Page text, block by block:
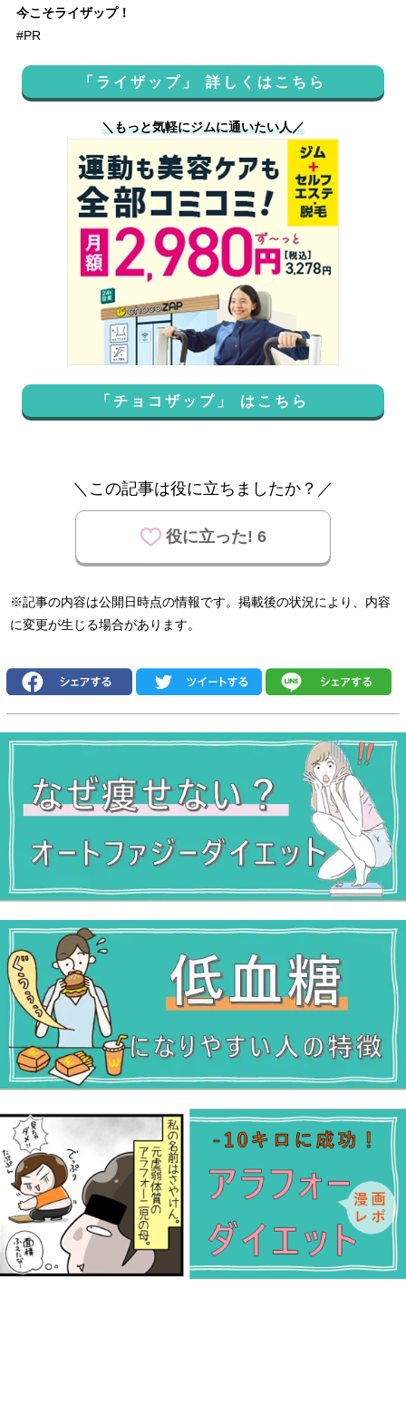
今こそライザップ！
#PR
「ライザップ」 詳しくはこちら
＼もっと気軽にジムに通いたい人／
「チョコザップ」 はこちら
＼この記事は役に立ちましたか？／
役に立った! 6
※記事の内容は公開日時点の情報です。掲載後の状況により、内容
に変更が生じる場合があります。